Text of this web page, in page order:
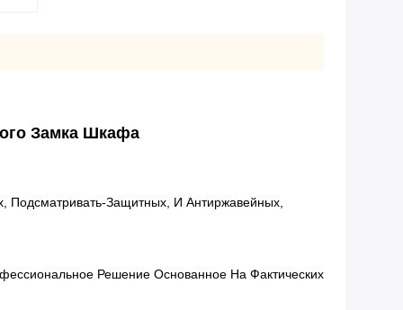
Замка Шкафа
Подсматривать-Защитных, И Антиржавейных,
Решение Основанное На Фактических